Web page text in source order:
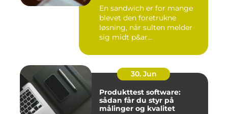
En sandwich er for mange
blevet den foretrukne
løsning, når sulten melder
sig midt p&ar...
30. Jun
Produkttest software:
sådan får du styr på
målinger og kvalitet